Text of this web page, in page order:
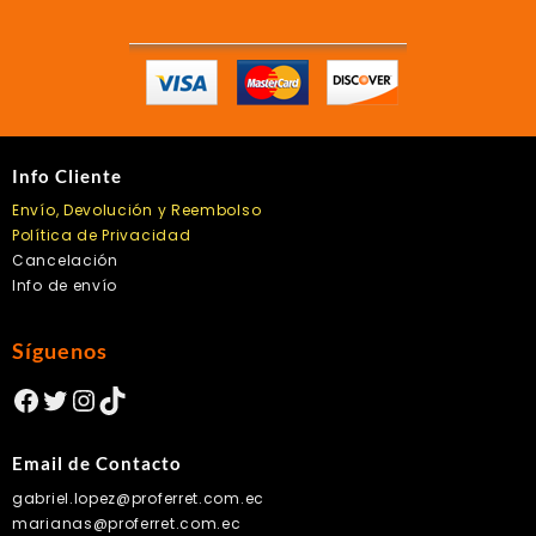
Info Cliente
Envío, Devolución y Reembolso
Política de Privacidad
Cancelación
Info de envío
Síguenos
Facebook
Twitter
Instagram
TikTok
Email de Contacto
gabriel.lopez@proferret.com.ec
marianas@proferret.com.ec